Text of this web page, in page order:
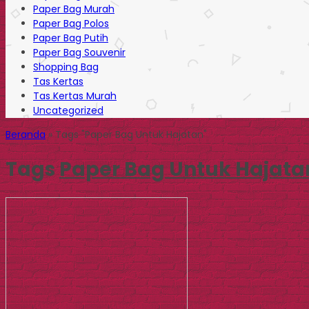
Paper Bag Murah
Paper Bag Polos
Paper Bag Putih
Paper Bag Souvenir
Shopping Bag
Tas Kertas
Tas Kertas Murah
Uncategorized
Beranda»Tags "Paper Bag Untuk Hajatan"
TagsPaper Bag Untuk